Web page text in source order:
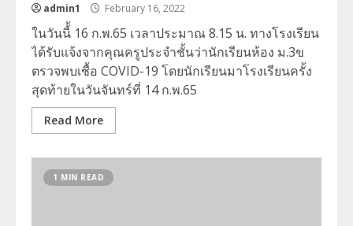
admin1 February 16, 2022
ในวันนี้้ 16 ก.พ.65 เวลาประมาณ 8.15 น. ทางโรงเรียน
ได้รับแจ้งจากคุณครูประจำชั้นว่านักเรียนห้อง ม.3ข
ตรวจพบเชื้อ COVID-19 โดยนักเรียนมาโรงเรียนครั้ง
สุดท้ายในวันจันทร์ที่ 14 ก.พ.65
Read More
1 MIN READ